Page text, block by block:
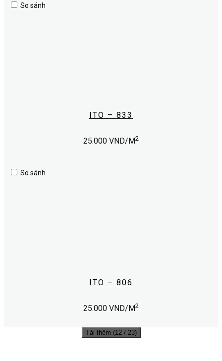
So sánh
ITO – 833
25.000 VND/M2
So sánh
ITO – 806
25.000 VND/M2
Tải thêm (12/ 23)